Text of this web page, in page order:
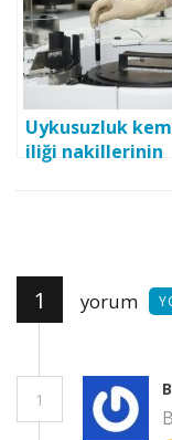
Uykusuzluk
iliği nakillerinin
1 yorum
1